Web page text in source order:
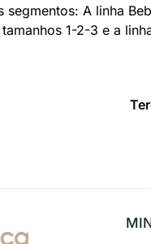
segmentos: A linha
1-2-3 e a